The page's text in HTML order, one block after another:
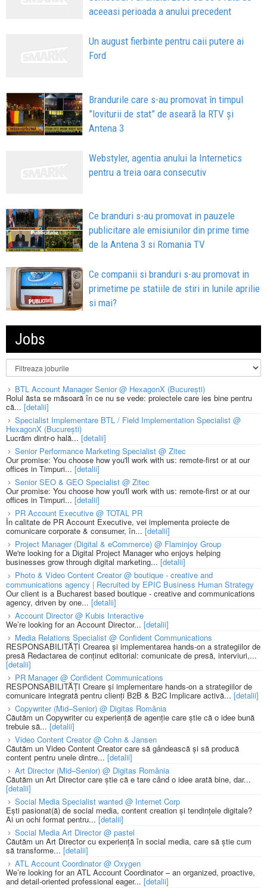
aceeasi perioada a anului precedent
Un august fierbinte pentru caii putere ai
Ford
Brandurile care s-au promovat în timpul
”loviturii de stat” de aseară la RTV și
Antena 3
Webstyler, agentia anului la Internetics
pentru a treia oara consecutiv
Ce branduri s-au promovat in pauzele
publicitare ale emisiunilor din prime time
de la Antena 3 si Romania TV
Ce companii si branduri s-au promovat in
primetime pe statiile de stiri in lunile aprilie
si mai?
Jobs
BTL Account Manager Senior @ HexagonX (București)
Rolul ăsta se măsoară în ce nu se vede: proiectele care ies bine pentru
că... [detalii]
Specialist Implementare BTL / Field Implementation Specialist @
HexagonX (București)
Lucrăm dintr-o hală...[detalii]
Senior Performance Marketing Specialist @ Zitec
Our promise: You choose how you'll work with us: remote-first or at our
offices in Timpuri... [detalii]
Senior SEO & GEO Specialist @ Zitec
Our promise: You choose how you'll work with us: remote-first or at our
offices in Timpuri... [detalii]
PR Account Executive @ TOTAL PR
În calitate de PR Account Executive, vei implementa proiecte de
comunicare corporate & consumer, în... [detalii]
Project Manager (Digital & eCommerce) @ Flaminjoy Group
We're looking for a Digital Project Manager who enjoys helping
businesses grow through digital marketing... [detalii]
Photo & Video Content Creator @ boutique - creative and
communications agency | Recruited by EPIC Business Human Strategy
Our client is a Bucharest based boutique - creative and communications
agency, driven by one... [detalii]
Account Director @ Kubis Interactive
We’re looking for an Account Director... [detalii]
Media Relations Specialist @ Confident Communications
RESPONSABILITĂȚI Crearea și implementarea hands-on a strategiilor de
presă Redactarea de conținut editorial: comunicate de presă, interviuri,...
[detalii]
PR Manager @ Confident Communications
RESPONSABILITĂȚI Creare și implementare hands-on a strategiilor de
comunicare integrată pentru clienți B2B & B2C Implicare activă... [detalii]
Copywriter (Mid–Senior) @ Digitas România
Căutăm un Copywriter cu experiență de agenție care știe că o idee bună
trebuie să... [detalii]
Video Content Creator @ Cohn & Jansen
Căutăm un Video Content Creator care să gândească și să producă
content pentru unele dintre... [detalii]
Art Director (Mid–Senior) @ Digitas România
Căutăm un Art Director care știe că e tare când o idee arată bine, dar...
[detalii]
Social Media Specialist wanted @ Internet Corp
Ești pasionat(ă) de social media, content creation și tendințele digitale?
Ai un ochi format pentru... [detalii]
Social Media Art Director @ pastel
Căutăm un Art Director cu experiență în social media, care să știe cum
să transforme... [detalii]
ATL Account Coordinator @ Oxygen
We’re looking for an ATL Account Coordinator – an organized, proactive,
and detail-oriented professional eager... [detalii]